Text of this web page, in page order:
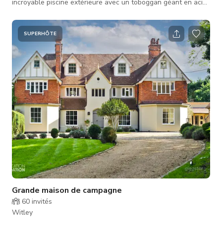
incroyable piscine extérieure avec un toboggan géant en acier
inoxydable incroyable (avec jets d'eau pour garder le
toboggan frais) - Grande salle de grange utilisée pour les
événements - Cottage séparé pour tournage et séjour 1er
étage Le Den qui est une chambre avec 5 matelas (salle Lego)
Chambre d'amis (fleurs vert
SUPERHÔTE
Grande maison de campagne
60 invités
Witley